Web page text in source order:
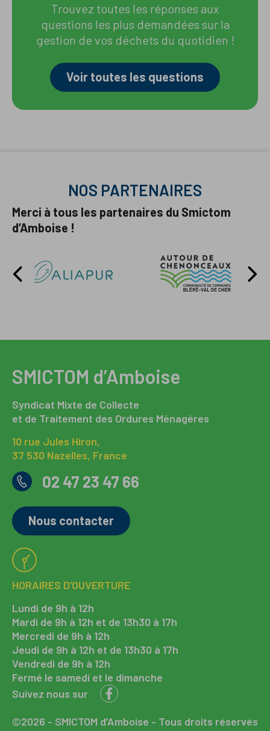
Trouvez toutes les réponses aux
questions les plus demandées sur la
gestion de vos déchets du quotidien !
Voir toutes les questions
NOS PARTENAIRES
Merci à tous les partenaires du Smictom
d’Amboise !
SMICTOM d’Amboise
Syndicat Mixte de Collecte
et de Traitement des Ordures Ménagères
10 rue Jules Hiron,
37 530 Nazelles, France
02 47 23 47 66
Nous contacter
HORAIRES D’OUVERTURE
Lundi de 9h à 12h
Mardi de 9h à 12h et de 13h30 à 17h
Mercredi de 9h à 12h
Jeudi de 9h à 12h et de 13h30 à 17h
Vendredi de 9h à 12h
Fermé le samedi et le dimanche
Suivez nous sur
©2026 - SMICTOM d’Amboise - Tous droits réservés